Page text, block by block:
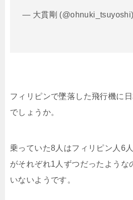
— 大貫剛 (@ohnuki_tsuyoshi)
フィリピンで墜落した飛行機に
でしょうか。
乗っていた8人はフィリピン人6
がそれぞれ1人ずつだったような
いないようです。